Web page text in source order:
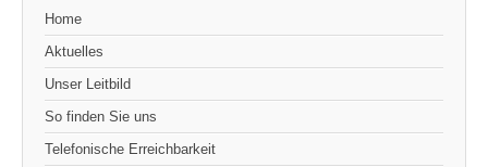
Home
Aktuelles
Unser Leitbild
So finden Sie uns
Telefonische Erreichbarkeit